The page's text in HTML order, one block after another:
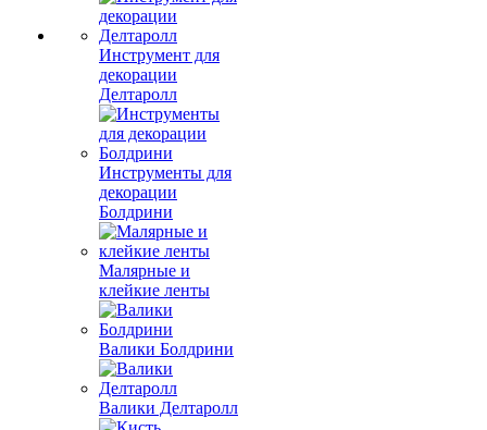
Инструмент для
декорации
Делтаролл
Инструменты для
декорации
Болдрини
Малярные и
клейкие ленты
Валики Болдрини
Валики Делтаролл